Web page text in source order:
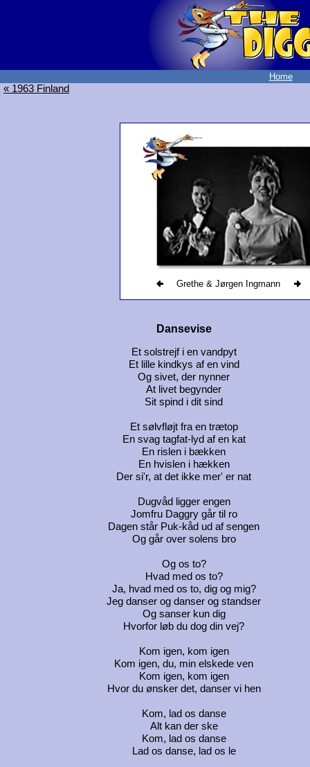
Home
« 1963 Finland
Grethe & Jørgen Ingmann
Dansevise
Et solstrejf i en vandpyt
Et lille kindkys af en vind
Og sivet, der nynner
At livet begynder
Sit spind i dit sind
Et sølvfløjt fra en trætop
En svag tagfat-lyd af en kat
En rislen i bækken
En hvislen i hækken
Der si'r, at det ikke mer' er nat
Dugvåd ligger engen
Jomfru Daggry går til ro
Dagen står Puk-kåd ud af sengen
Og går over solens bro
Og os to?
Hvad med os to?
Ja, hvad med os to, dig og mig?
Jeg danser og danser og standser
Og sanser kun dig
Hvorfor løb du dog din vej?
Kom igen, kom igen
Kom igen, du, min elskede ven
Kom igen, kom igen
Hvor du ønsker det, danser vi hen
Kom, lad os danse
Alt kan der ske
Kom, lad os danse
Lad os danse, lad os le